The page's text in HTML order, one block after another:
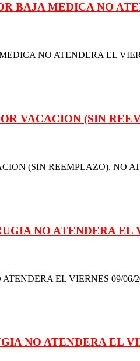
BAJA MEDICA NO
NO ATENDERA EL
VACACION (SIN
(SIN REEMPLAZO), NO
NO ATENDERA EL
EL VIERNES 09/06/
NO ATENDERA EL